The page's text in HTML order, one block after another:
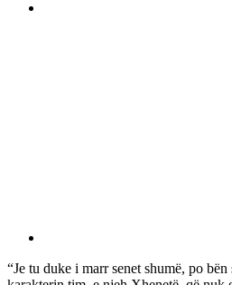
“Je tu duke i marr senet shumë, po